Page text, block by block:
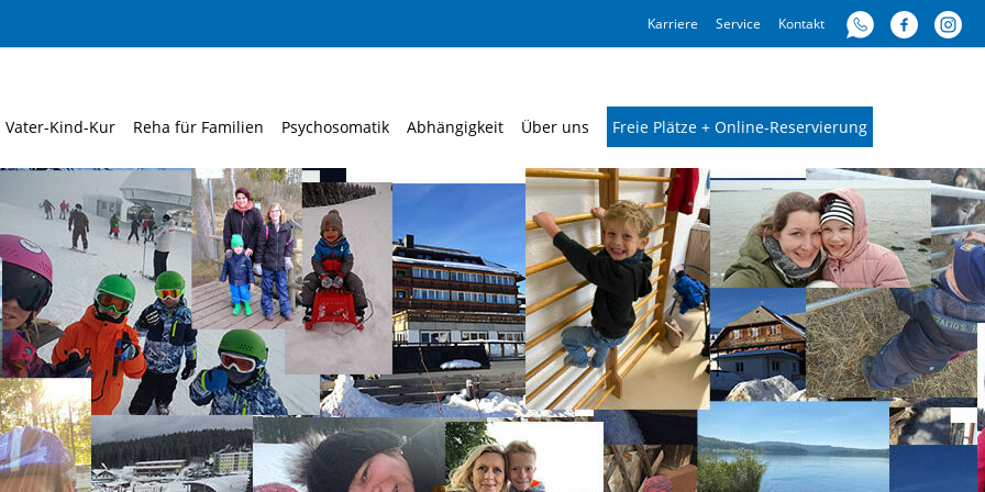
Karriere Service Kontakt
Vater-Kind-Kur Reha für Familien Psychosomatik Abhängigkeit Über uns Freie Plätze + Online-Reservierung